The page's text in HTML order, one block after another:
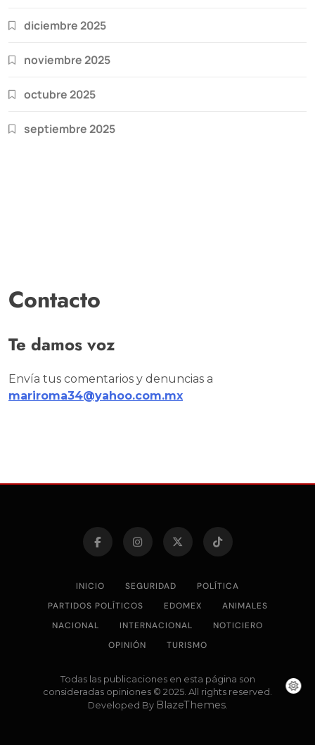
diciembre 2025
noviembre 2025
octubre 2025
septiembre 2025
Contacto
Te damos voz
Envía tus comentarios y denuncias a
mariroma34@yahoo.com.mx
INICIO SEGURIDAD
POLÍTICA
PARTIDOS POLÍTICOS
EDOMEX
ANIMALES
NACIONAL
INTERNACIONAL
NOTICIERO
OPINIÓN
TURISMO
Todas las publicaciones en esta página son
consideradas opiniones © 2025. All rights reserved.
Developed By BlazeThemes.